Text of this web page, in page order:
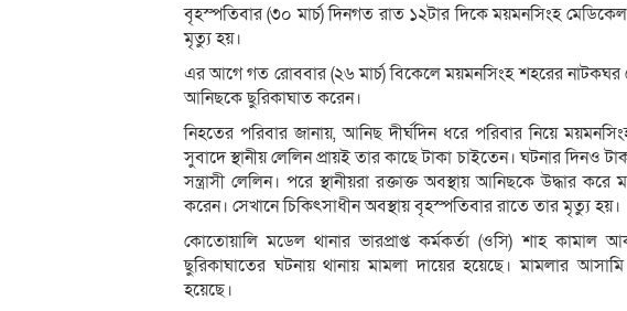
বৃহস্পতিবার (৩০ মার্চ) দিনগত রাত ১২টার দিকে ময়মনসিংহ
মৃত্যু হয়।
এর আগে গত রোববার (২৬ মার্চ) বিকেলে ময়মনসিংহ শহরের নাটকঘর
আনিছকে ছুরিকাঘাত করেন।
নিহতের পরিবার জানায়, আনিছ দীর্ঘদিন ধরে পরিবার নিয়ে
সুবাদে স্থানীয় লেলিন প্রায়ই তার কাছে টাকা চাইতেন। ঘটনার দিনও
সন্ত্রাসী লেলিন। পরে স্থানীয়রা রক্তাক্ত অবস্থায় আনিছকে উদ্ধার
করেন। সেখানে চিকিৎসাধীন অবস্থায় বৃহস্পতিবার রাতে তার মৃত্যু হয়।
কোতোয়ালি মডেল থানার ভারপ্রাপ্ত কর্মকর্তা (ওসি) শাহ
ছুরিকাঘাতের ঘটনায় থানায় মামলা দায়ের হয়েছে। মামলার
হয়েছে।